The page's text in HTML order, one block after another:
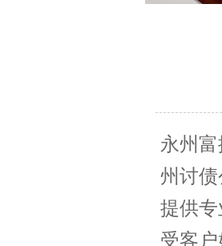
永州
州讨
提供
受客